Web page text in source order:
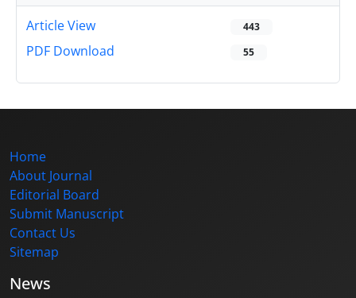
Article View 443
PDF Download 55
Home
About Journal
Editorial Board
Submit Manuscript
Contact Us
Sitemap
News